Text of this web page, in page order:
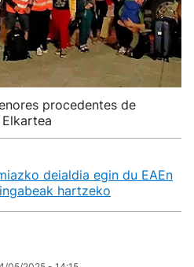
procedentes de
deialdia egin du EAEn
hartzeko